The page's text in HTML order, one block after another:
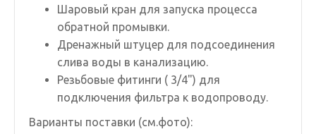
Шаровый кран для запуска процесса
обратной промывки.
Дренажный штуцер для подсоединения
слива воды в канализацию.
Резьбовые фитинги ( 3/4") для
подключения фильтра к водопроводу.
Варианты поставки (см.фото):